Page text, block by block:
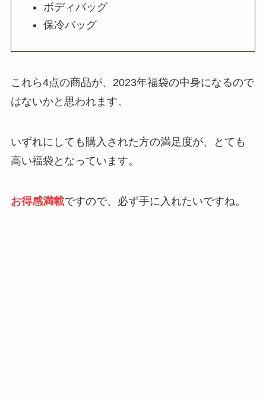
ボディバッグ
保冷バッグ
これら4点の商品が、2023年福袋の中身になるので
はないかと思われます。
いずれにしても購入された方の満足度が、とても
高い福袋となっています。
お得感満載ですので、必ず手に入れたいですね。